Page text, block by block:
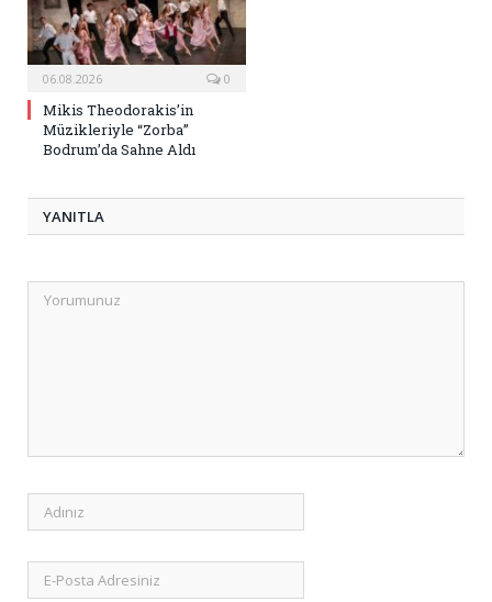
06.08.2026 0
Mikis Theodorakis’in
Müzikleriyle “Zorba”
Bodrum’da Sahne Aldı
YANITLA